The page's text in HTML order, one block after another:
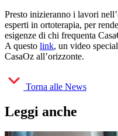
Presto inizieranno i lavori
esperti in ortoterapia, per
esigenze di chi frequenta
A questo link, un video
CasaOz all’orizzonte.
Torna alle News
Leggi anche